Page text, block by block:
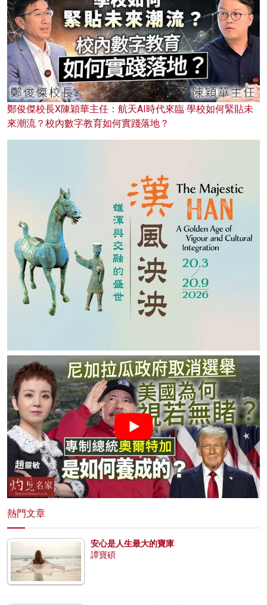
鄭俊傑校長X陳穎華主任：航天AI時代來臨 學校如何緊貼未
來潮流？校內數字教育如何實踐落地？
熱門文章
安心是人生最大的寶庫
譚寶碩